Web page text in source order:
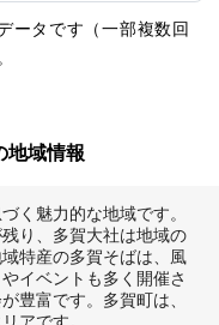
ータです（一部複数回
地域情報
く魅力的な地域です。
り、多賀大社は地域の
特産の多賀そばは、風
イベントも多く開催さ
豊富です。多賀町は、
アです。